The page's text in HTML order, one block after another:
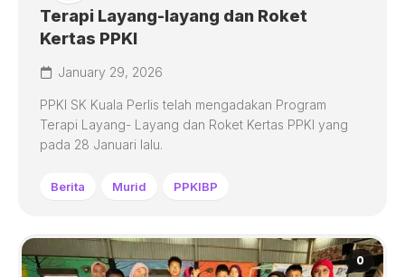
Terapi Layang-layang dan Roket
Kertas PPKI
January 29, 2026
PPKI SK Kuala Perlis telah mengadakan Program
Terapi Layang- Layang dan Roket Kertas PPKI yang
pada 28 Januari lalu.
Berita Murid PPKIBP
0